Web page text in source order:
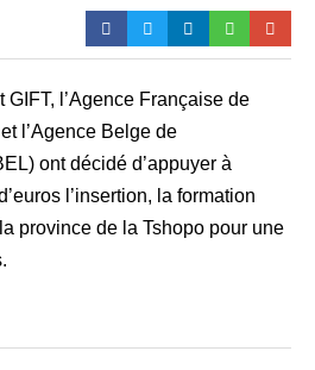
l’Agence Française de
l’Agence Belge de
ont décidé d’appuyer à
l’insertion, la formation
province de la Tshopo pour une